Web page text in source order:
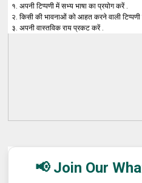
१. अपनी टिप्पणी में सभ्य भाषा का प्रयोग करें .
२. किसी की भावनाओं को आहत करने वाली
३. अपनी वास्तविक राय प्रकट करें .
📢 Join Our